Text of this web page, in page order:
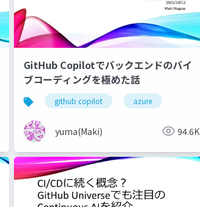
GitHub Copilotでバックエンドのバイ
ブコーディングを極めた話
github copilot azure
yuma(Maki) 94.6K